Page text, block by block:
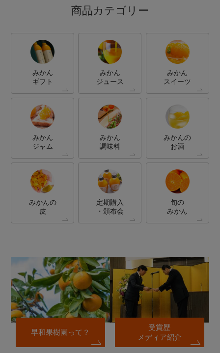
商品カテゴリー
みかん
ギフト
みかん
ジュース
みかん
スイーツ
みかん
ジャム
みかん
調味料
みかんの
お酒
みかんの
皮
定期購入
・頒布会
旬の
みかん
早和果樹園って？
受賞歴
メディア紹介